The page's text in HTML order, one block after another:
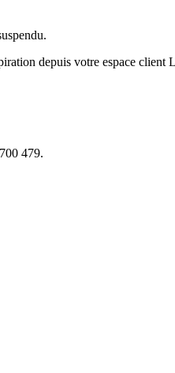
depuis votre espace client
479.